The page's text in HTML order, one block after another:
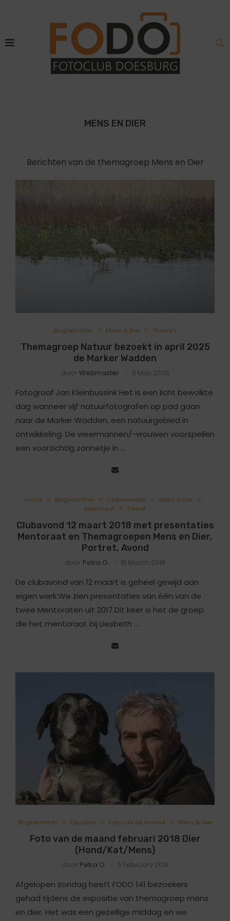
MENS EN DIER
Berichten van de themagroep Mens en Dier
Blogberichten Mens & Dier Thema's
Themagroep Natuur bezoekt in april 2025
de Marker Wadden
door Webmaster 2 May 2025
Fotograaf Jan Kleinbussink Het is een licht bewolkte
dag wanneer vijf natuurfotografen op pad gaan
naar de Marker Wadden, een natuurgebied in
ontwikkeling. De weermannen/-vrouwen voorspellen
een voorzichtig zonnetje in …
Avond Blogberichten Clubavonden
Mens & Dier
Mentoraat
Portret
Clubavond 12 maart 2018 met presentaties
Mentoraat en Themagroepen Mens en Dier,
Portret, Avond
door Petra O 15 March 2018
De clubavond van 12 maart is geheel gewijd aan
eigen werk.We zien presentaties van één van de
twee Mentoraten uit 2017.Dit keer is het de groep
die het mentoraat bij Liesbeth …
Blogberichten Expositie Foto van de maand Mens & Dier
Foto van de maand februari 2018 Dier
(Hond/Kat/Mens)
door Petra O 5 February 2018
Afgelopen zondag heeft FODO 141 bezoekers
gehad tijdens de expositie van themagroep mens
en dier. Het was een gezellige middag en we